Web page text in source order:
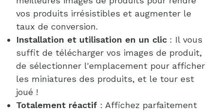
vos produits irrésistibles et augmenter le
taux de conversion.
Installation et utilisation en un clic : Il vous
suffit de télécharger vos images de produit,
de sélectionner l'emplacement pour afficher
les miniatures des produits, et le tour est
joué !
Totalement réactif : Affichez parfaitement